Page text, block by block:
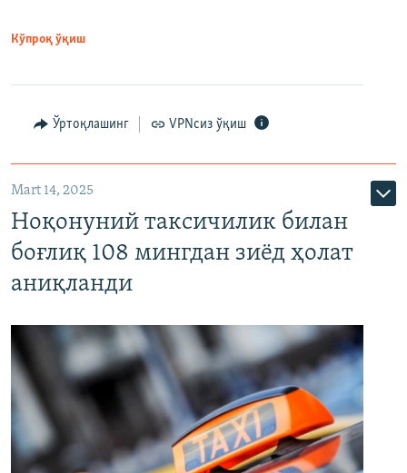
Кўпроқ ўқиш
Ўртоқлашинг VPNсиз ўқиш
Mart 14, 2025
Ноқонуний таксичилик билан
боғлиқ 108 мингдан зиёд ҳолат
аниқланди